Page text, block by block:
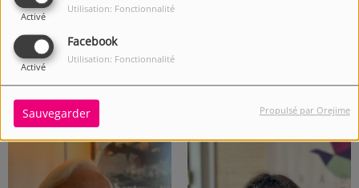
Activé
Utilisation: Fonctionnalité
Facebook
Activé
Utilisation: Fonctionnalité
Sauvegarder Propulsé par Orejime
Clairelise Chobelet Daniel Jachet